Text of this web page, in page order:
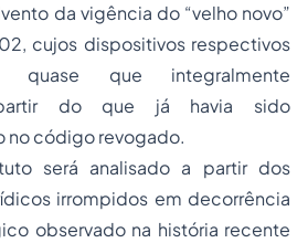
da vigência do “velho novo”
cujos dispositivos respectivos
quase que integralmente
do que já havia sido
no código revogado.
será analisado a partir dos
irrompidos em decorrência
observado na história recente